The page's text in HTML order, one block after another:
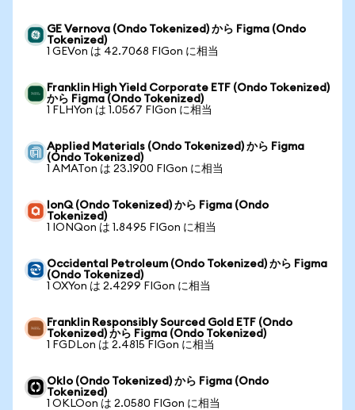
GE Vernova (Ondo Tokenized) から Figma (Ondo
Tokenized)
1 GEVon は 42.7068 FIGon に相当
Franklin High Yield Corporate ETF (Ondo Tokenized)
から Figma (Ondo Tokenized)
1 FLHYon は 1.0567 FIGon に相当
Applied Materials (Ondo Tokenized) から Figma
(Ondo Tokenized)
1 AMATon は 23.1900 FIGon に相当
IonQ (Ondo Tokenized) から Figma (Ondo
Tokenized)
1 IONQon は 1.8495 FIGon に相当
Occidental Petroleum (Ondo Tokenized) から Figma
(Ondo Tokenized)
1 OXYon は 2.4299 FIGon に相当
Franklin Responsibly Sourced Gold ETF (Ondo
Tokenized) から Figma (Ondo Tokenized)
1 FGDLon は 2.4815 FIGon に相当
Oklo (Ondo Tokenized) から Figma (Ondo
Tokenized)
1 OKLOon は 2.0580 FIGon に相当